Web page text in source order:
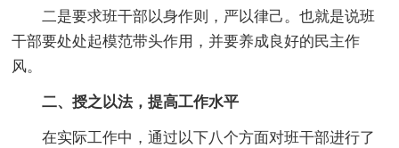
二是要求班干部以身作则，严以律己。也就是说班
干部要处处起模范带头作用，并要养成良好的民主作
风。
二、授之以法，提高工作水平
在实际工作中，通过以下八个方面对班干部进行了